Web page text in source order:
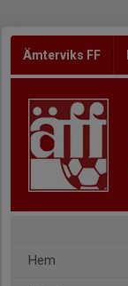
Ämterviks FF
Hem